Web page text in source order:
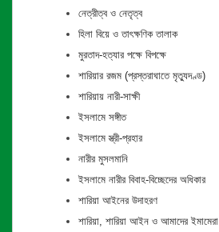
নেত্রীত্ব ও নেতৃত্ব
হিলা বিয়ে ও তাৎক্ষণিক তালাক
মুরতাদ-হত্যার পক্ষে বিপক্ষে
শারিয়ার রজম (প্রস্তরাঘাতে মৃত্যুদণ্ড)
শারিয়ায় নারী-সাক্ষী
ইসলামে সঙ্গীত
ইসলামে স্ত্রী-প্রহার
নারীর মুসলমানি
ইসলামে নারীর বিবাহ-বিচ্ছেদের অধিকার
শারিয়া আইনের উদাহরণ
শারিয়া, শারিয়া আইন ও আমাদের ইমামেরা